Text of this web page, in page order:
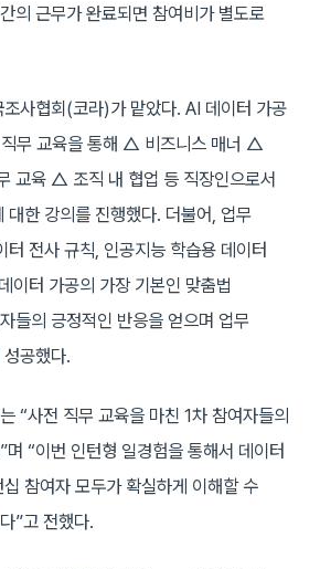
의 근무가 완료되면 참여비가 별도로
사협회(코라)가 맡았다. AI 데이터 가공
직무 교육을 통해 △ 비즈니스 매너 △
교육 △ 조직 내 협업 등 직장인으로서
대한 강의를 진행했다. 더불어, 업무
터 전사 규칙, 인공지능 학습용 데이터
이터 가공의 가장 기본인 맞춤법
들의 긍정적인 반응을 얻으며 업무
공했다.
“사전 직무 교육을 마친 1차 참여자들의
“이번 인턴형 일경험을 통해서 데이터
참여자 모두가 확실하게 이해할 수
”고 전했다.